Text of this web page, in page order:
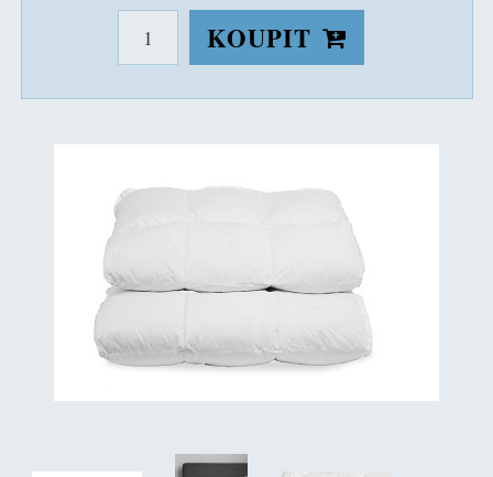
KOUPIT